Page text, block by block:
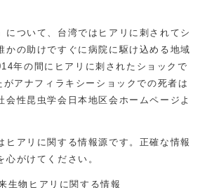
について、台湾ではヒアリに刺されてシ
かの助けですぐに病院に駆け込める地域
年の間にヒアリに刺されたショックで
アナフィラキシーショックでの死者は
会性昆虫学会日本地区会ホームページよ
ヒアリに関する情報源です。正確な情報
心がけてください。
生物ヒアリに関する情報